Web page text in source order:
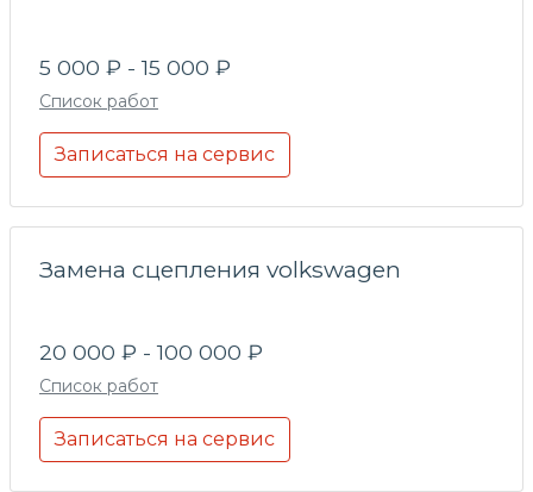
5 000 ₽ - 15 000 ₽
Список работ
Записаться на сервис
Замена сцепления volkswagen
20 000 ₽ - 100 000 ₽
Список работ
Записаться на сервис